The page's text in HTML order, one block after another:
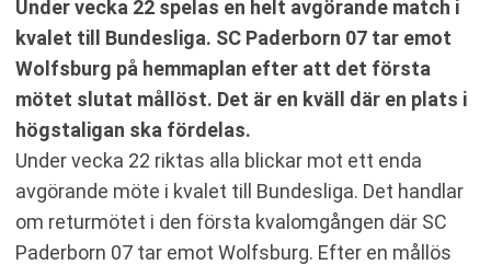
Under vecka 22 spelas en helt avgörande match i
kvalet till Bundesliga. SC Paderborn 07 tar emot
Wolfsburg på hemmaplan efter att det första
mötet slutat mållöst. Det är en kväll där en plats i
högstaligan ska fördelas.
Under vecka 22 riktas alla blickar mot ett enda
avgörande möte i kvalet till Bundesliga. Det handlar
om returmötet i den första kvalomgången där SC
Paderborn 07 tar emot Wolfsburg. Efter en mållös